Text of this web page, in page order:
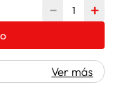
＋
－
Ver más